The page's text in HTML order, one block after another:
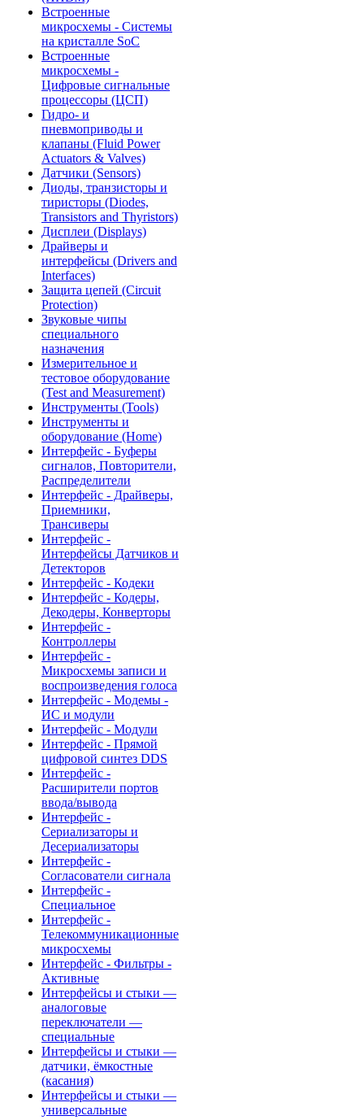
Встроенные
микросхемы - Системы
на кристалле SoC
Встроенные
микросхемы -
Цифровые сигнальные
процессоры (ЦСП)
Гидро- и
пневмоприводы и
клапаны (Fluid Power
Actuators & Valves)
Датчики (Sensors)
Диоды, транзисторы и
тиристоры (Diodes,
Transistors and Thyristors)
Дисплеи (Displays)
Драйверы и
интерфейсы (Drivers and
Interfaces)
Защита цепей (Circuit
Protection)
Звуковые чипы
специального
назначения
Измерительное и
тестовое оборудование
(Test and Measurement)
Инструменты (Tools)
Инструменты и
оборудование (Home)
Интерфейс - Буферы
сигналов, Повторители,
Распределители
Интерфейс - Драйверы,
Приемники,
Трансиверы
Интерфейс -
Интерфейсы Датчиков и
Детекторов
Интерфейс - Кодеки
Интерфейс - Кодеры,
Декодеры, Конверторы
Интерфейс -
Контроллеры
Интерфейс -
Микросхемы записи и
воспроизведения голоса
Интерфейс - Модемы -
ИС и модули
Интерфейс - Модули
Интерфейс - Прямой
цифровой синтез DDS
Интерфейс -
Расширители портов
ввода/вывода
Интерфейс -
Сериализаторы и
Десериализаторы
Интерфейс -
Согласователи сигнала
Интерфейс -
Специальное
Интерфейс -
Телекоммуникационные
микросхемы
Интерфейс - Фильтры -
Активные
Интерфейсы и стыки —
аналоговые
переключатели —
специальные
Интерфейсы и стыки —
датчики, ёмкостные
(касания)
Интерфейсы и стыки —
универсальные